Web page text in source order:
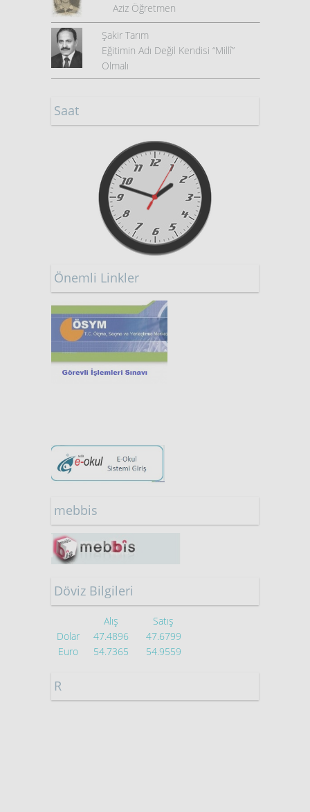
Aziz Öğretmen
Şakir Tarım
Eğitimin Adı Değil Kendisi “Millî”
Olmalı
Saat
Önemli Linkler
mebbis
Döviz Bilgileri
Alış
Satış
Dolar
47.4896
47.6799
Euro
54.7365 54.9559
R